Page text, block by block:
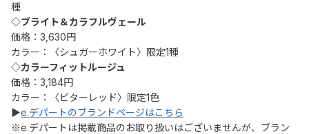
種
◇ブライト＆カラフルヴェール
価格：3,630円
カラー：〈シュガーホワイト〉限定1種
◇カラーフィットルージュ
価格：3,184円
カラー：〈ビターレッド〉限定1色
▶e.デパートのブランドページはこちら
※e.デパートは掲載商品のお取り扱いはございませんが、ブラン